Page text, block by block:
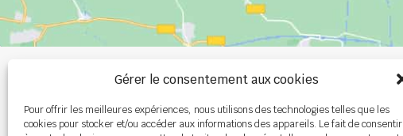
Gérer le consentement aux cookies
Pour offrir les meilleures expériences, nous utilisons des technologies telles que les
cookies pour stocker et/ou accéder aux informations des appareils. Le fait de consentir
+33 (0)2 99 00 84 84
info@burel-group.com